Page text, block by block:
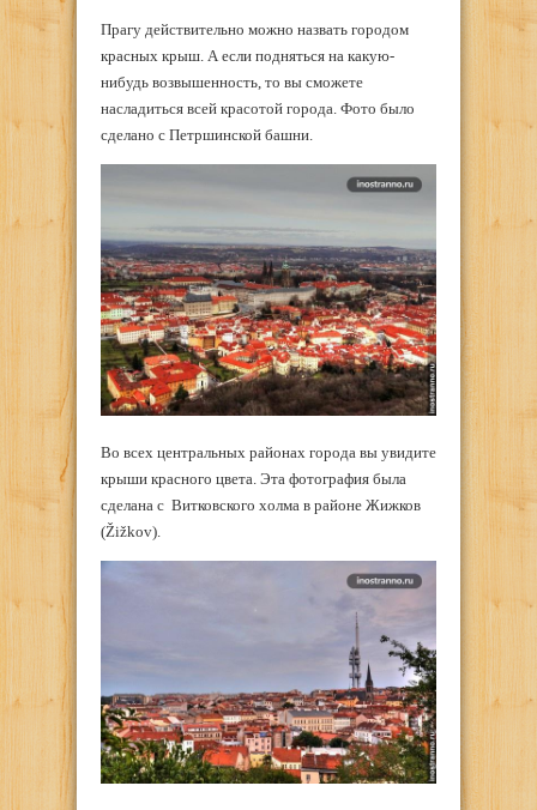
Прагу действительно можно назвать городом
красных крыш. А если подняться на какую-
нибудь возвышенность, то вы сможете
насладиться всей красотой города. Фото было
сделано с Петршинской башни.
Во всех центральных районах города вы увидите
крыши красного цвета. Эта фотография была
сделана с Витковского холма в районе Жижков
(Žižkov).